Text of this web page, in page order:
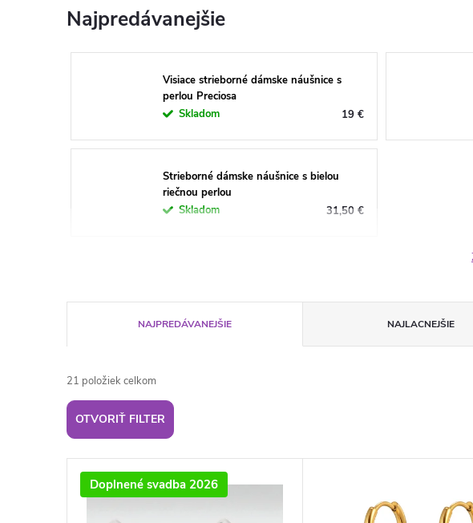
Najpredávanejšie
Visiace strieborné dámske náušnice s
perlou Preciosa
Skladom
19 €
Strieborné dámske náušnice s bielou
riečnou perlou
Skladom
31,50 €
a
d
e
n
NAJPREDÁVANEJŠIE NAJLACNEJŠIE
21 položiek celkom
OTVORIŤ FILTER
VDoplnené svadba 2026